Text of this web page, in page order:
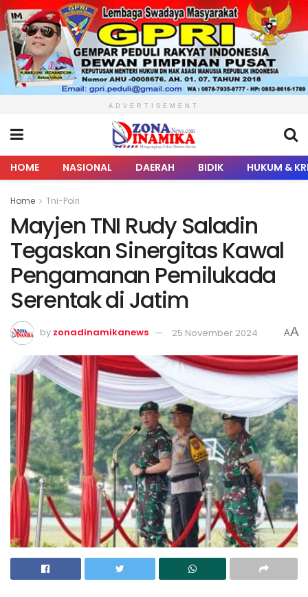
ADVERTISEMENT
HOME NASIONAL DAERAH BIDIK HUKUM &
Home Tni-Polri
Mayjen TNI Rudy Saladin
Tegaskan Sinergitas Kawal
Pengamanan Pemilukada
Serentak di Jatim
by zonadinamikanews 25 November 2024 AA